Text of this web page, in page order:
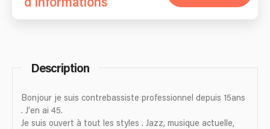
d'informations
Description
Bonjour je suis contrebassiste professionnel depuis 15ans
. J’en ai 45.
Je suis ouvert à tout les styles . Jazz, musique actuelle,